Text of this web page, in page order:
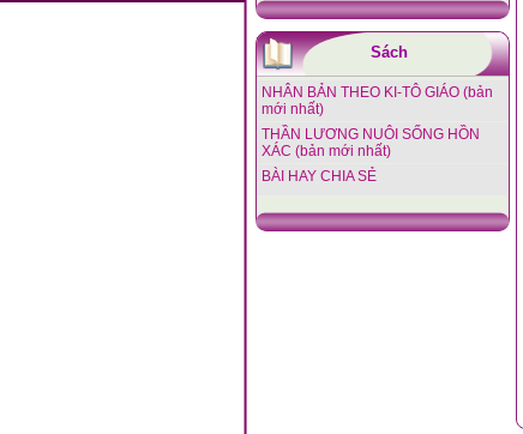
Sách
NHÂN BẢN THEO KI-TÔ GIÁO (bản
mới nhất)
THẦN LƯƠNG NUÔI SỐNG HỒN
XÁC (bản mới nhất)
BÀI HAY CHIA SẺ